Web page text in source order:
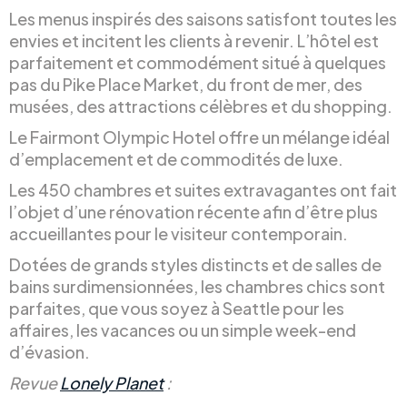
Les menus inspirés des saisons satisfont toutes les
envies et incitent les clients à revenir. L’hôtel est
parfaitement et commodément situé à quelques
pas du Pike Place Market, du front de mer, des
musées, des attractions célèbres et du shopping.
Le Fairmont Olympic Hotel offre un mélange idéal
d’emplacement et de commodités de luxe.
Les 450 chambres et suites extravagantes ont fait
l’objet d’une rénovation récente afin d’être plus
accueillantes pour le visiteur contemporain.
Dotées de grands styles distincts et de salles de
bains surdimensionnées, les chambres chics sont
parfaites, que vous soyez à Seattle pour les
affaires, les vacances ou un simple week-end
d’évasion.
RevueLonely Planet: